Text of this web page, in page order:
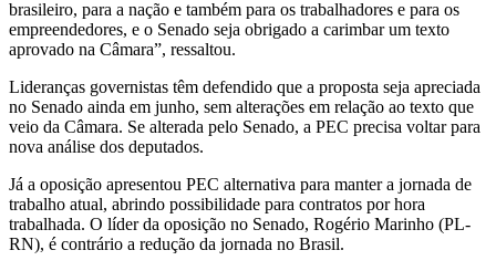
brasileiro, para a nação e também para os trabalhadores e para os
empreendedores, e o Senado seja obrigado a carimbar um texto
aprovado na Câmara”, ressaltou.
Lideranças governistas têm defendido que a proposta seja apreciada
no Senado ainda em junho, sem alterações em relação ao texto que
veio da Câmara. Se alterada pelo Senado, a PEC precisa voltar para
nova análise dos deputados.
Já a oposição apresentou PEC alternativa para manter a jornada de
trabalho atual, abrindo possibilidade para contratos por hora
trabalhada. O líder da oposição no Senado, Rogério Marinho (PL-
RN), é contrário a redução da jornada no Brasil.